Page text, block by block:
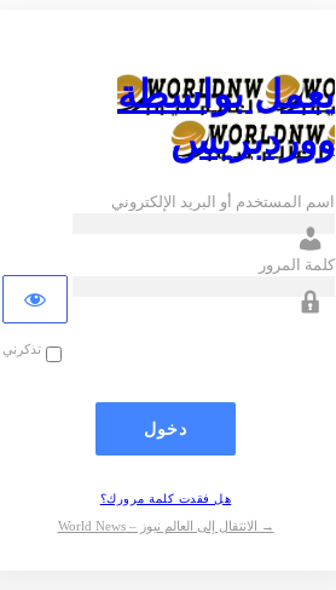
يعمل بواسطة
ووردبريس
اسم المستخدم أو البريد الإلكتروني
كلمة المرور
تذكرني
هل فقدت كلمة مرورك؟
→ الانتقال إلى العالم نيوز – World News